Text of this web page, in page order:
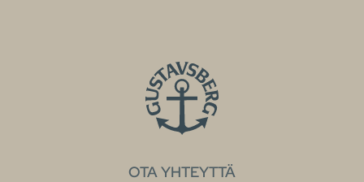
OTA YHTEYTTÄ